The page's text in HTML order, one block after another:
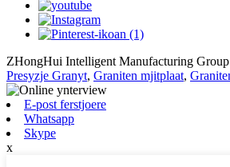
ZHongHui Intelligent Manufacturing
Presyzje Granyt, Graniten mjitplaat,
E-post ferstjoere
Whatsapp
Skype
x